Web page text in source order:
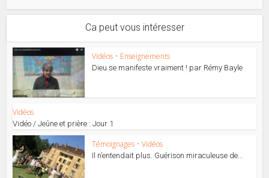
Ca peut vous intéresser
Vidéos • Enseignements
Dieu se manifeste vraiment ! par Rémy Bayle
Vidéos
Vidéo / Jeûne et prière : Jour 1
Témoignages • Vidéos
Il n’entendait plus. Guérison miraculeuse de...